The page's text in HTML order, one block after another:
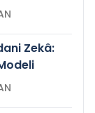
Zekâ: